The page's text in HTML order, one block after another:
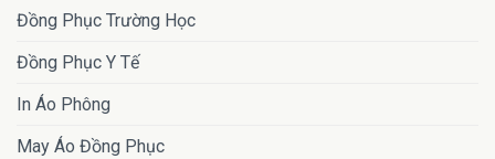
Đồng Phục Trường Học
Đồng Phục Y Tế
In Áo Phông
May Áo Đồng Phục